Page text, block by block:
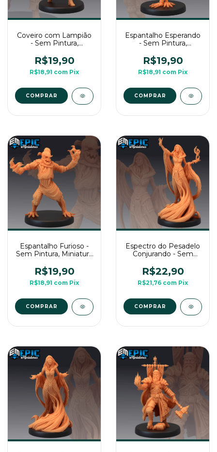
Coveiro com Lampião
- Sem Pintura,
Para Rpg de Mesa
R$19,90
R$18,91 com Pix
COMPRAR
Espantalho Esperando
- Sem Pintura,
Para RPG de Mesa
R$19,90
R$18,91 com Pix
COMPRAR
Espantalho Furioso -
Sem Pintura, Miniatura
de Mesa
R$19,90
R$18,91 com Pix
COMPRAR
Espectro do Pesadelo
Conjurando - Sem
Média Para RPG de
Mesa
R$22,90
R$21,76 com Pix
COMPRAR